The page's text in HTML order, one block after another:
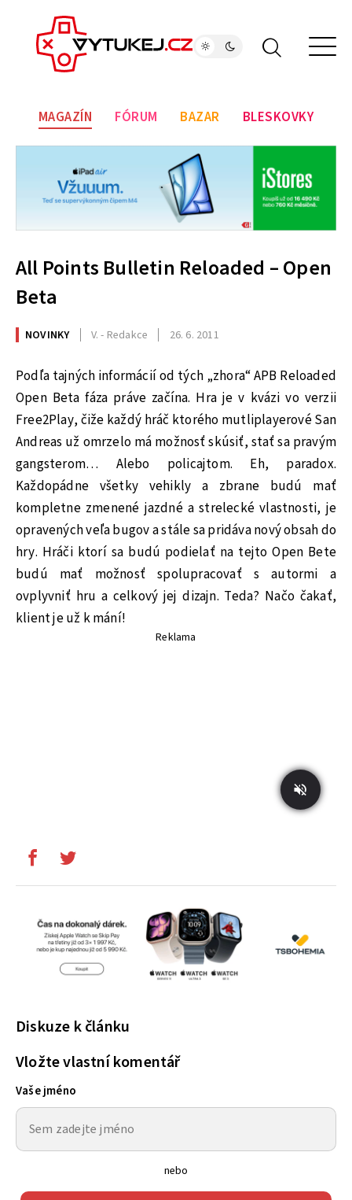
MAGAZÍN FÓRUM BAZAR BLESKOVKY
All Points Bulletin Reloaded – Open
Beta
NOVINKY V. - Redakce 26. 6. 2011
Podľa tajných informácií od tých „zhora“ APB Reloaded
Open Beta fáza práve začína. Hra je v kvázi vo verzii
Free2Play, čiže každý hráč ktorého mutliplayerové San
Andreas už omrzelo má možnosť skúsiť, stať sa pravým
gangsterom… Alebo policajtom. Eh, paradox.
Každopádne všetky vehikly a zbrane budú mať
kompletne zmenené jazdné a strelecké vlastnosti, je
opravených veľa bugov a stále sa pridáva nový obsah do
hry. Hráči ktorí sa budú podielať na tejto Open Bete
budú mať možnosť spolupracovať s autormi a
ovplyvniť hru a celkový jej dizajn. Teda? Načo čakať,
klient je už k mání!
Reklama
Diskuze k článku
Vložte vlastní komentář
Vaše jméno
nebo